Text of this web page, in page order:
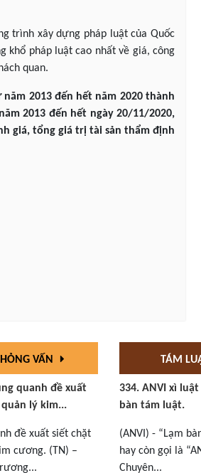
trình xây dựng pháp luật của Quốc
khổ pháp luật cao nhất về giá, công
quan.
2013 đến hết năm 2020 thành
2013 đến hết ngày 20/11/2020,
giá, tổng giá trị tài sản thẩm định
VẤN
quanh đề xuất
lý kim...
đề xuất siết chặt
cương. (TN) –
TÁM
334. ANVI xì
bàn tám luật.
(ANVI) - “Lạm
hay còn gọi là
Chuyên...